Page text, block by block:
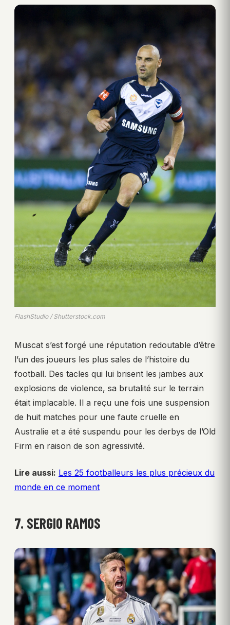
FlashStudio / Shutterstock.com
Muscat s’est forgé une réputation redoutable d’être
l’un des joueurs les plus sales de l’histoire du
football. Des tacles qui lui brisent les jambes aux
explosions de violence, sa brutalité sur le terrain
était implacable. Il a reçu une fois une suspension
de huit matches pour une faute cruelle en
Australie et a été suspendu pour les derbys de l’Old
Firm en raison de son agressivité.
Lire aussi: Les 25 footballeurs les plus précieux du
monde en ce moment
7. SERGIO RAMOS